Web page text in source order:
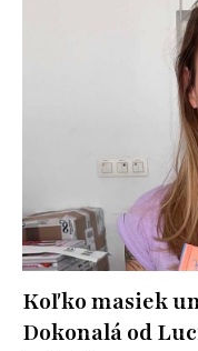
Koľko masiek
Dokonalá od